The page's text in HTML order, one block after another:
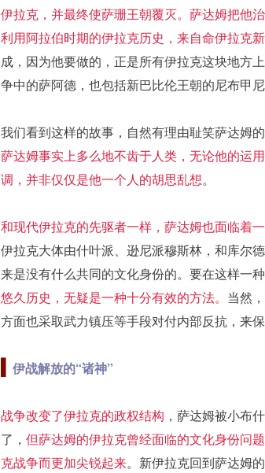
伊拉克，并最终使萨珊王朝覆灭。萨达姆把他
利用阿拉伯时期的伊拉克历史，来自命伊拉克新
成，因为他要做的，正是所有伊拉克这块地方
争中的萨阿德，也包括新巴比伦王朝的尼布甲尼
我们看到这样的故事，自然有理由耻笑萨达姆
萨达姆事实上多么地不齿于人类，无论他的运
调，并非仅仅是他一个人的胡思乱想。
和现代伊拉克的先驱者一样，萨达姆也面临着
伊拉克大体由什叶派、逊尼派穆斯林，和库尔
来是没有什么共同的文化身份的。要在这样一
悠久历史，无疑是一种十分有效的方法。 当然
方面也采取武力镇压等手段对付内部反抗，来
伊战解放的“诸神”
战争改变了伊拉克的政权结构 ，萨达姆被小布
了， 但萨达姆的伊拉克曾经面临的文化身份问
克战争而更加尖锐起来。新伊拉克回到萨达姆